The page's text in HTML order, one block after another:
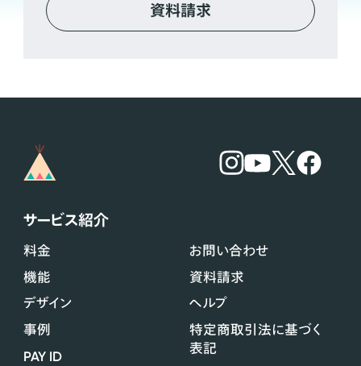
資料請求
サービス紹介
料金
機能
デザイン
事例
PAY ID
お問い合わせ
資料請求
ヘルプ
特定商取引法に基づく
表記